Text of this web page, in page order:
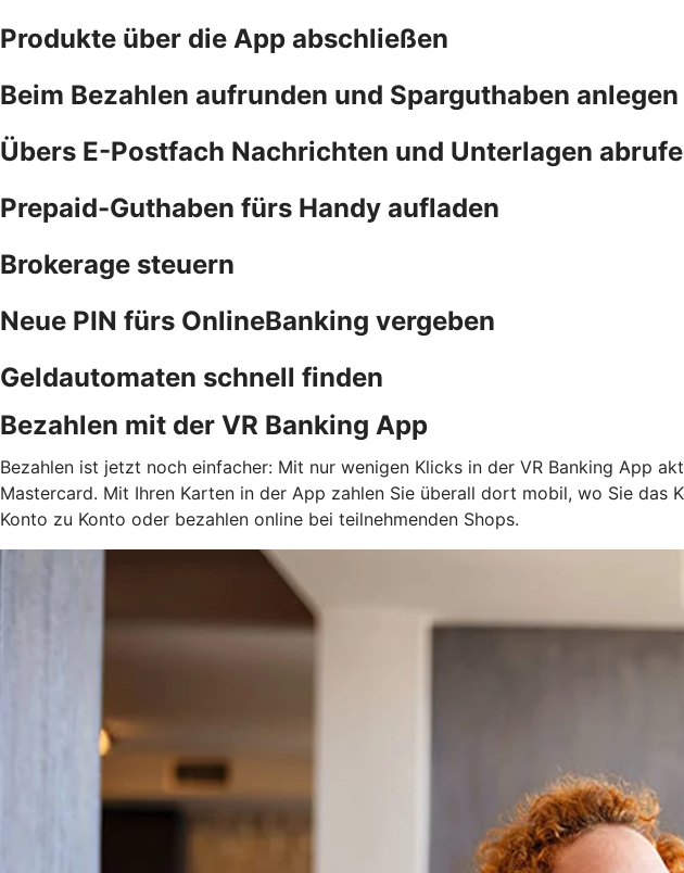
Produkte über die App abschließen
Beim Bezahlen aufrunden und Sparguthaben anlegen
Übers E-Postfach Nachrichten und Unterlagen
Prepaid-Guthaben fürs Handy aufladen
Brokerage steuern
Neue PIN fürs OnlineBanking vergeben
Geldautomaten schnell finden
Bezahlen mit der VR Banking App
Bezahlen ist jetzt noch einfacher: Mit nur wenigen Klicks in der VR Banking App
Mastercard. Mit Ihren Karten in der App zahlen Sie überall dort mobil, wo Sie
Konto zu Konto oder bezahlen online bei teilnehmenden Shops.